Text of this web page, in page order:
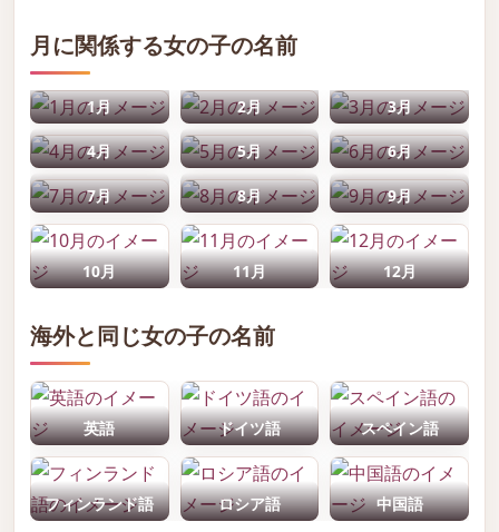
月に関係する女の子の名前
1月 2月 3月
4月 5月 6月
7月 8月 9月
10月 11月 12月
海外と同じ女の子の名前
英語 ドイツ語 スペイン語
フィンランド語 ロシア語 中国語